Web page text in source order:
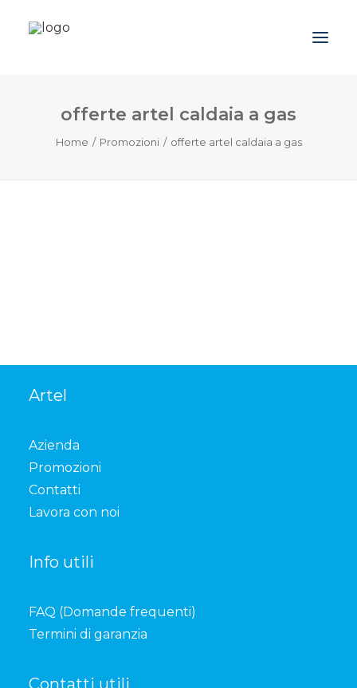
Azienda
Prodotti
offerte artel caldaia a gas
Home Promozioni offerte artel caldaia a gas
Artel
Azienda
Promozioni
Contatti
Lavora con noi
Info utili
FAQ (Domande frequenti)
Termini di garanzia
Contatti utili